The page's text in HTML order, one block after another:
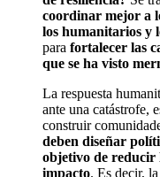
coordinar mejor a
los humanitarios y
para fortalecer las
que se ha visto
La respuesta
ante una catástrofe,
construir
deben diseñar
objetivo de reducir
impacto. Es decir,